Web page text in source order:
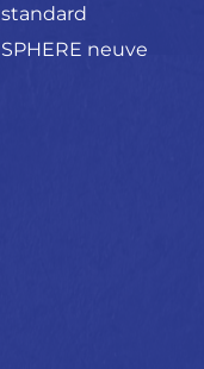
standard
SPHERE neuve